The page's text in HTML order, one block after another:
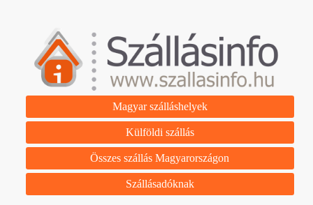
Magyar szálláshelyek
Külföldi szállás
Összes szállás Magyarországon
Szállásadóknak